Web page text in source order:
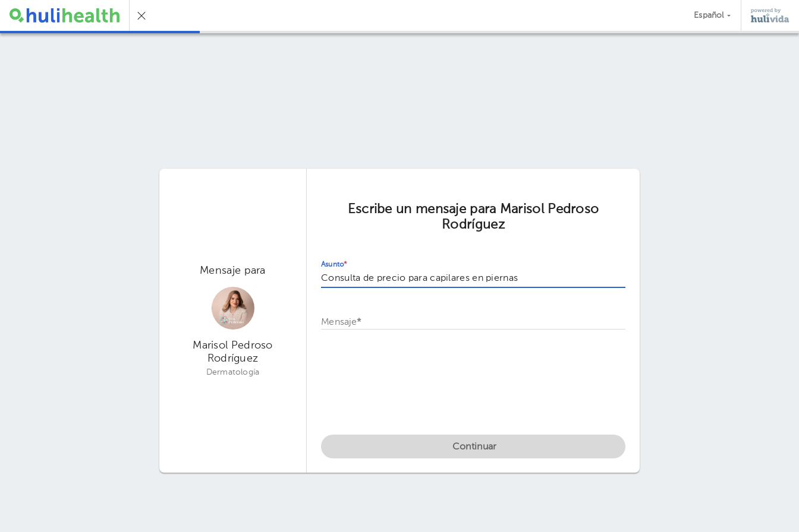
Español
Mensaje para
Marisol Pedroso
Rodríguez
Dermatología
Escribe un mensaje para Marisol Pedroso
Rodríguez
Asunto*
Mensaje*
Continuar